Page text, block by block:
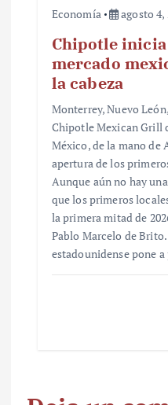
Economía agosto 4,
Chipotle
mercado
la cabeza
Monterrey, Nuevo
Chipotle Mexican Grill
México, de la mano de
apertura de los
Aunque aún no hay
que los primeros
la primera mitad de
Pablo Marcelo de
estadounidense pone